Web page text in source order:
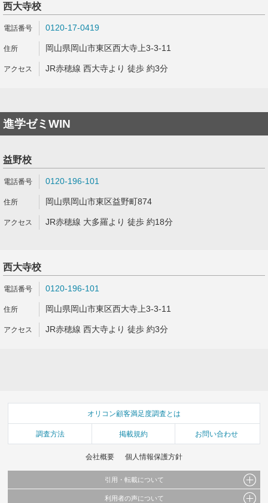
西大寺校
0120-17-0419
岡山県岡山市東区西大寺上3-3-11
JR赤穂線 西大寺より 徒歩 約3分
進学ゼミWIN
益野校
0120-196-101
岡山県岡山市東区益野町874
JR赤穂線 大多羅より 徒歩 約18分
西大寺校
0120-196-101
岡山県岡山市東区西大寺上3-3-11
JR赤穂線 西大寺より 徒歩 約3分
オリコン顧客満足度調査とは
調査方法 掲載規約 お問い合わせ
会社概要 個人情報保護方針
引用・転載について
当サイトで公開されている情報（文字、写真、イラスト、画像データ等）及びこれらの配
利用者の声について